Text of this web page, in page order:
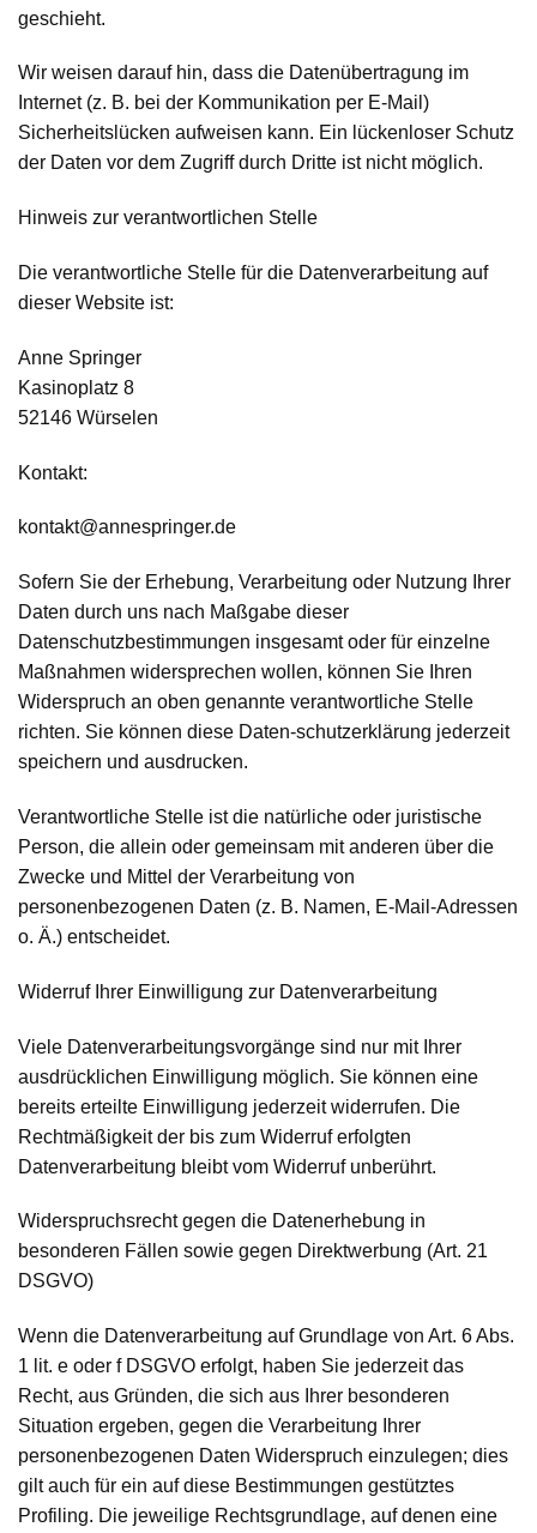
geschieht.
Wir weisen darauf hin, dass die Datenübertragung im
Internet (z. B. bei der Kommunikation per E-Mail)
Sicherheitslücken aufweisen kann. Ein lückenloser Schutz
der Daten vor dem Zugriff durch Dritte ist nicht möglich.
Hinweis zur verantwortlichen Stelle
Die verantwortliche Stelle für die Datenverarbeitung auf
dieser Website ist:
Anne Springer
Kasinoplatz 8
52146 Würselen
Kontakt:
kontakt@annespringer.de
Sofern Sie der Erhebung, Verarbeitung oder Nutzung Ihrer
Daten durch uns nach Maßgabe dieser
Datenschutzbestimmungen insgesamt oder für einzelne
Maßnahmen widersprechen wollen, können Sie Ihren
Widerspruch an oben genannte verantwortliche Stelle
richten. Sie können diese Daten-schutzerklärung jederzeit
speichern und ausdrucken.
Verantwortliche Stelle ist die natürliche oder juristische
Person, die allein oder gemeinsam mit anderen über die
Zwecke und Mittel der Verarbeitung von
personenbezogenen Daten (z. B. Namen, E-Mail-Adressen
o. Ä.) entscheidet.
Widerruf Ihrer Einwilligung zur Datenverarbeitung
Viele Datenverarbeitungsvorgänge sind nur mit Ihrer
ausdrücklichen Einwilligung möglich. Sie können eine
bereits erteilte Einwilligung jederzeit widerrufen. Die
Rechtmäßigkeit der bis zum Widerruf erfolgten
Datenverarbeitung bleibt vom Widerruf unberührt.
Widerspruchsrecht gegen die Datenerhebung in
besonderen Fällen sowie gegen Direktwerbung (Art. 21
DSGVO)
Wenn die Datenverarbeitung auf Grundlage von Art. 6 Abs.
1 lit. e oder f DSGVO erfolgt, haben Sie jederzeit das
Recht, aus Gründen, die sich aus Ihrer besonderen
Situation ergeben, gegen die Verarbeitung Ihrer
personenbezogenen Daten Widerspruch einzulegen; dies
gilt auch für ein auf diese Bestimmungen gestütztes
Profiling. Die jeweilige Rechtsgrundlage, auf denen eine